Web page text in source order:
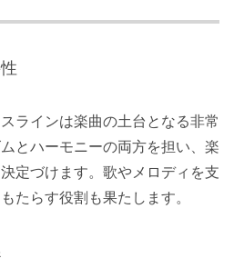
ラインは楽曲の土台となる非常
とハーモニーの両方を担い、楽
定づけます。歌やメロディを支
たらす役割も果たします。